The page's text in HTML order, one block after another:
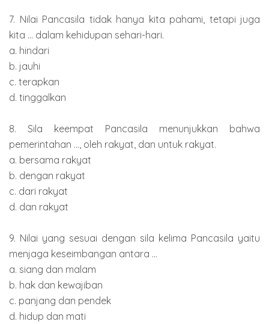
7. Nilai Pancasila tidak hanya kita pahami, tetapi juga
kita ... dalam kehidupan sehari-hari.
a. hindari
b. jauhi
c. terapkan
d. tinggalkan
8. Sila keempat Pancasila menunjukkan bahwa
pemerintahan ..., oleh rakyat, dan untuk rakyat.
a. bersama rakyat
b. dengan rakyat
c. dari rakyat
d. dan rakyat
9. Nilai yang sesuai dengan sila kelima Pancasila yaitu
menjaga keseimbangan antara ...
a. siang dan malam
b. hak dan kewajiban
c. panjang dan pendek
d. hidup dan mati